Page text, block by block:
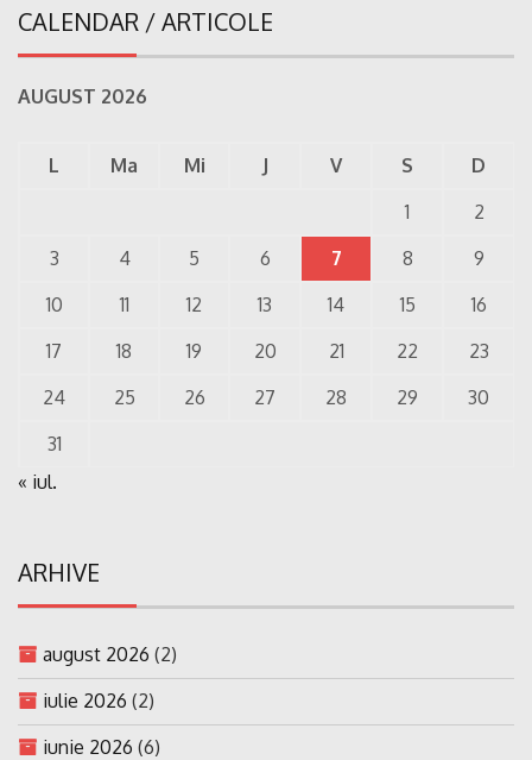
CALENDAR / ARTICOLE
AUGUST 2026
L Ma Mi J V S
D
1
2
3
4 5 6 7 8
9
10
11 12 13 14 15
16
17
18 19 20 21 22
23
24
25 26 27 28 29
30
31
« iul.
ARHIVE
august 2026 (2)
iulie 2026 (2)
iunie 2026 (6)